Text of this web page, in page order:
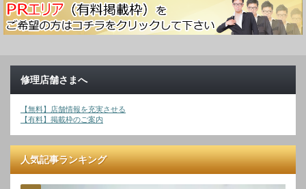
修理店舗さまへ
【無料】店舗情報を充実させる
【有料】掲載枠のご案内
人気記事ランキング